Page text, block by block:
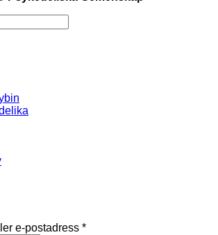
e-postadress *Obligatoriskt